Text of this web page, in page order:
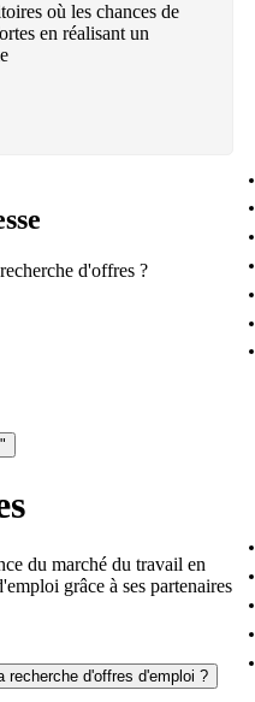
où les chances de
en réalisant un
d'offres ?
du marché du travail en
grâce à ses partenaires
recherche d'offres d'emploi ?